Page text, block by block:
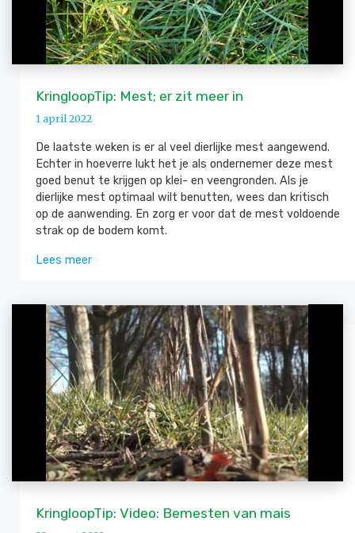
KringloopTip: Mest; er zit meer in
1 april 2022
De laatste weken is er al veel dierlijke mest aangewend.
Echter in hoeverre lukt het je als ondernemer deze mest
goed benut te krijgen op klei- en veengronden. Als je
dierlijke mest optimaal wilt benutten, wees dan kritisch
op de aanwending. En zorg er voor dat de mest voldoende
strak op de bodem komt.
Lees meer
KringloopTip: Video: Bemesten van mais